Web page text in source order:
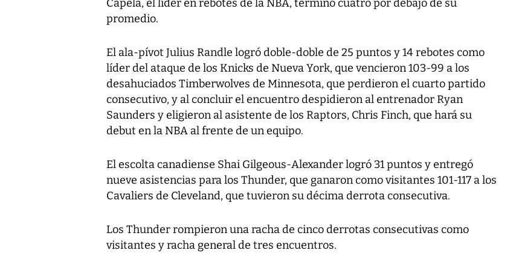
Capela, el líder en rebotes de la NBA, terminó cuatro por debajo de su
promedio.
El ala-pívot Julius Randle logró doble-doble de 25 puntos y 14 rebotes como
líder del ataque de los Knicks de Nueva York, que vencieron 103-99 a los
desahuciados Timberwolves de Minnesota, que perdieron el cuarto partido
consecutivo, y al concluir el encuentro despidieron al entrenador Ryan
Saunders y eligieron al asistente de los Raptors, Chris Finch, que hará su
debut en la NBA al frente de un equipo.
El escolta canadiense Shai Gilgeous-Alexander logró 31 puntos y entregó
nueve asistencias para los Thunder, que ganaron como visitantes 101-117 a los
Cavaliers de Cleveland, que tuvieron su décima derrota consecutiva.
Los Thunder rompieron una racha de cinco derrotas consecutivas como
visitantes y racha general de tres encuentros.